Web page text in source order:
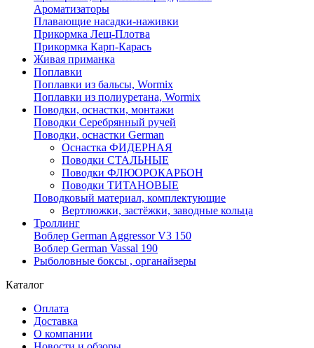
Ароматизаторы
Плавающие насадки-наживки
Прикормка Лещ-Плотва
Прикормка Карп-Карась
Живая приманка
Поплавки
Поплавки из бальсы, Wormix
Поплавки из полиуретана, Wormix
Поводки, оснастки, монтажи
Поводки Серебрянный ручей
Поводки, оснастки German
Оснастка ФИДЕРНАЯ
Поводки СТАЛЬНЫЕ
Поводки ФЛЮОРОКАРБОН
Поводки ТИТАНОВЫЕ
Поводковый материал, комплектующие
Вертлюжки, застёжки, заводные кольца
Троллинг
Воблер German Aggressor V3 150
Воблер German Vassal 190
Рыболовные боксы , органайзеры
Каталог
Оплата
Доставка
О компании